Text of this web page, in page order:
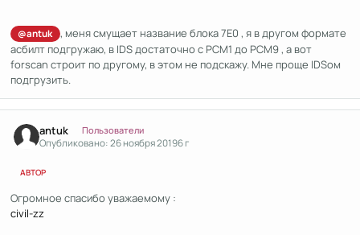
@antuk , меня смущает название блока 7E0 , я в другом формате
асбилт подгружаю, в IDS достаточно с РСМ1 до РСМ9 , а вот
forscan строит по другому, в этом не подскажу. Мне проще IDSом
подгрузить.
antuk Пользователи
Опубликовано:26 ноября 20196 г
АВТОР
Огромное спасибо уважаемому :
civil-zz